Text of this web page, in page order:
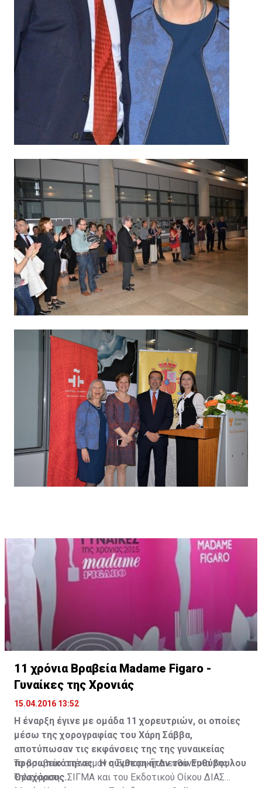
11 χρόνια Βραβεία Madame Figaro -
Γυναίκες της Χρονιάς
15.04.2016 13:52
Η έναρξη έγινε με ομάδα 11 χορευτριών, οι οποίες
μέσω της χορογραφίας του Χάρη Σάββα,
αποτύπωσαν τις εκφάνσεις της της γυναικείας
προσωπικότητας. Η σύνθεση ήταν του Ευθύβουλου
Θεοχάρους.
Το βραβείο απένειμαν η Εμπορική Διευθύντρια της
Τηλεόρασης ΣΙΓΜΑ και του Εκδοτικού Οίκου ΔΙΑΣ